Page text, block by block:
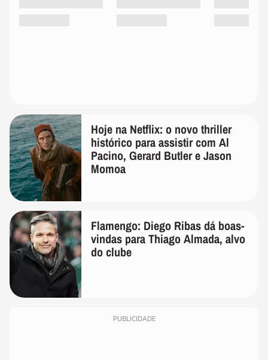
Hoje na Netflix: o novo thriller
histórico para assistir com Al
Pacino, Gerard Butler e Jason
Momoa
Flamengo: Diego Ribas dá boas-
vindas para Thiago Almada, alvo
do clube
PUBLICIDADE